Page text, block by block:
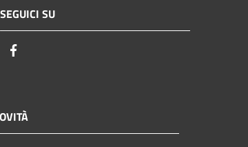
SEGUICI SU